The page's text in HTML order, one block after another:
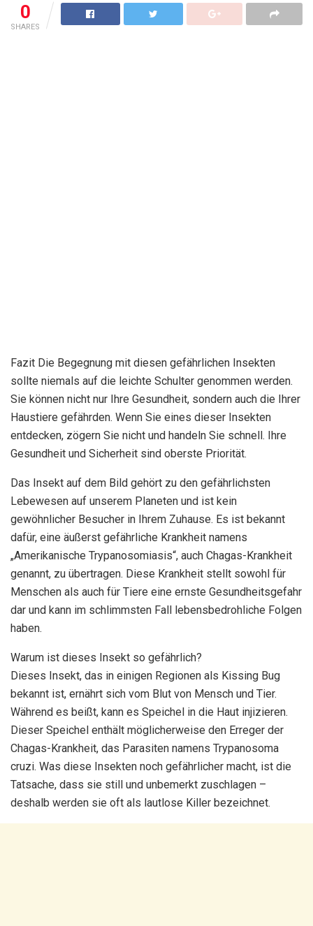
0
SHARES
Fazit Die Begegnung mit diesen gefährlichen Insekten
sollte niemals auf die leichte Schulter genommen werden.
Sie können nicht nur Ihre Gesundheit, sondern auch die Ihrer
Haustiere gefährden. Wenn Sie eines dieser Insekten
entdecken, zögern Sie nicht und handeln Sie schnell. Ihre
Gesundheit und Sicherheit sind oberste Priorität.
Das Insekt auf dem Bild gehört zu den gefährlichsten
Lebewesen auf unserem Planeten und ist kein
gewöhnlicher Besucher in Ihrem Zuhause. Es ist bekannt
dafür, eine äußerst gefährliche Krankheit namens
„Amerikanische Trypanosomiasis“, auch Chagas-Krankheit
genannt, zu übertragen. Diese Krankheit stellt sowohl für
Menschen als auch für Tiere eine ernste Gesundheitsgefahr
dar und kann im schlimmsten Fall lebensbedrohliche Folgen
haben.
Warum ist dieses Insekt so gefährlich?
Dieses Insekt, das in einigen Regionen als Kissing Bug
bekannt ist, ernährt sich vom Blut von Mensch und Tier.
Während es beißt, kann es Speichel in die Haut injizieren.
Dieser Speichel enthält möglicherweise den Erreger der
Chagas-Krankheit, das Parasiten namens Trypanosoma
cruzi. Was diese Insekten noch gefährlicher macht, ist die
Tatsache, dass sie still und unbemerkt zuschlagen –
deshalb werden sie oft als lautlose Killer bezeichnet.